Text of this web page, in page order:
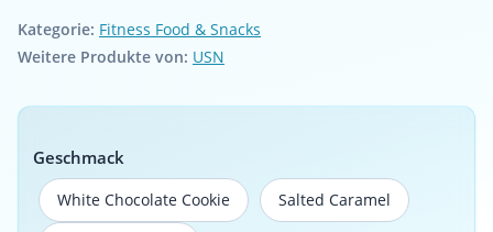
Kategorie: Fitness Food & Snacks
Weitere Produkte von: USN
Geschmack
White Chocolate CookieWhite Chocolate CookieSalted Caramel
Salted Caramel